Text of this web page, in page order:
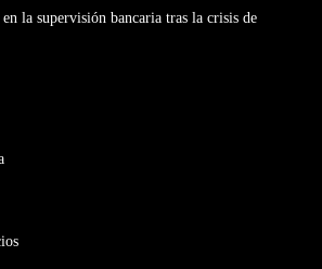
la supervisión bancaria tras la crisis de